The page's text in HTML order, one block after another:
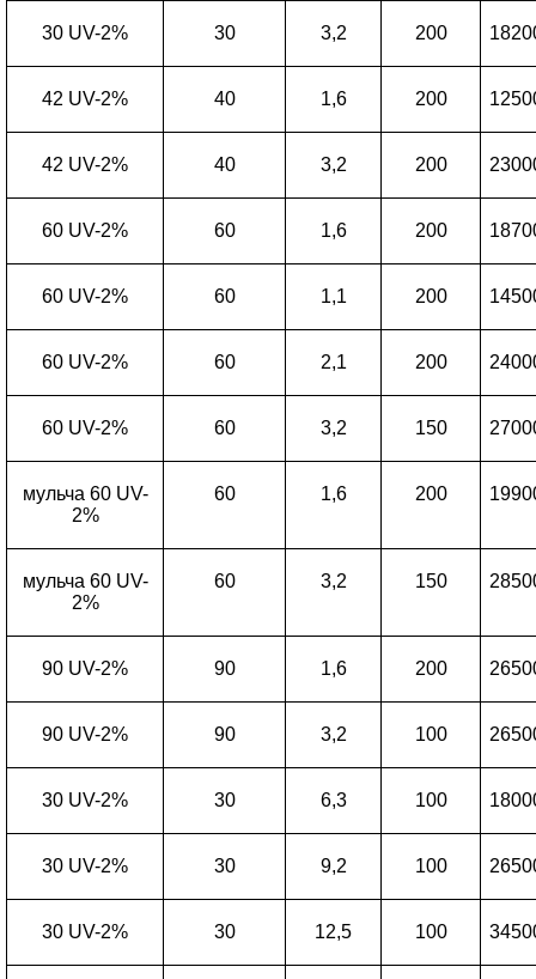
30 UV-2% 30 3,2 200
42 UV-2% 40 1,6 200
42 UV-2% 40 3,2 200
60 UV-2% 60 1,6 200
60 UV-2% 60 1,1 200
60 UV-2% 60 2,1 200
60 UV-2% 60 3,2 150
мульча 60 UV-
2%
60 1,6 200
мульча 60 UV-
2%
60 3,2 150
90 UV-2% 90 1,6 200
90 UV-2% 90 3,2 100
30 UV-2% 30 6,3 100
30 UV-2% 30 9,2 100
30 UV-2% 30 12,5 100